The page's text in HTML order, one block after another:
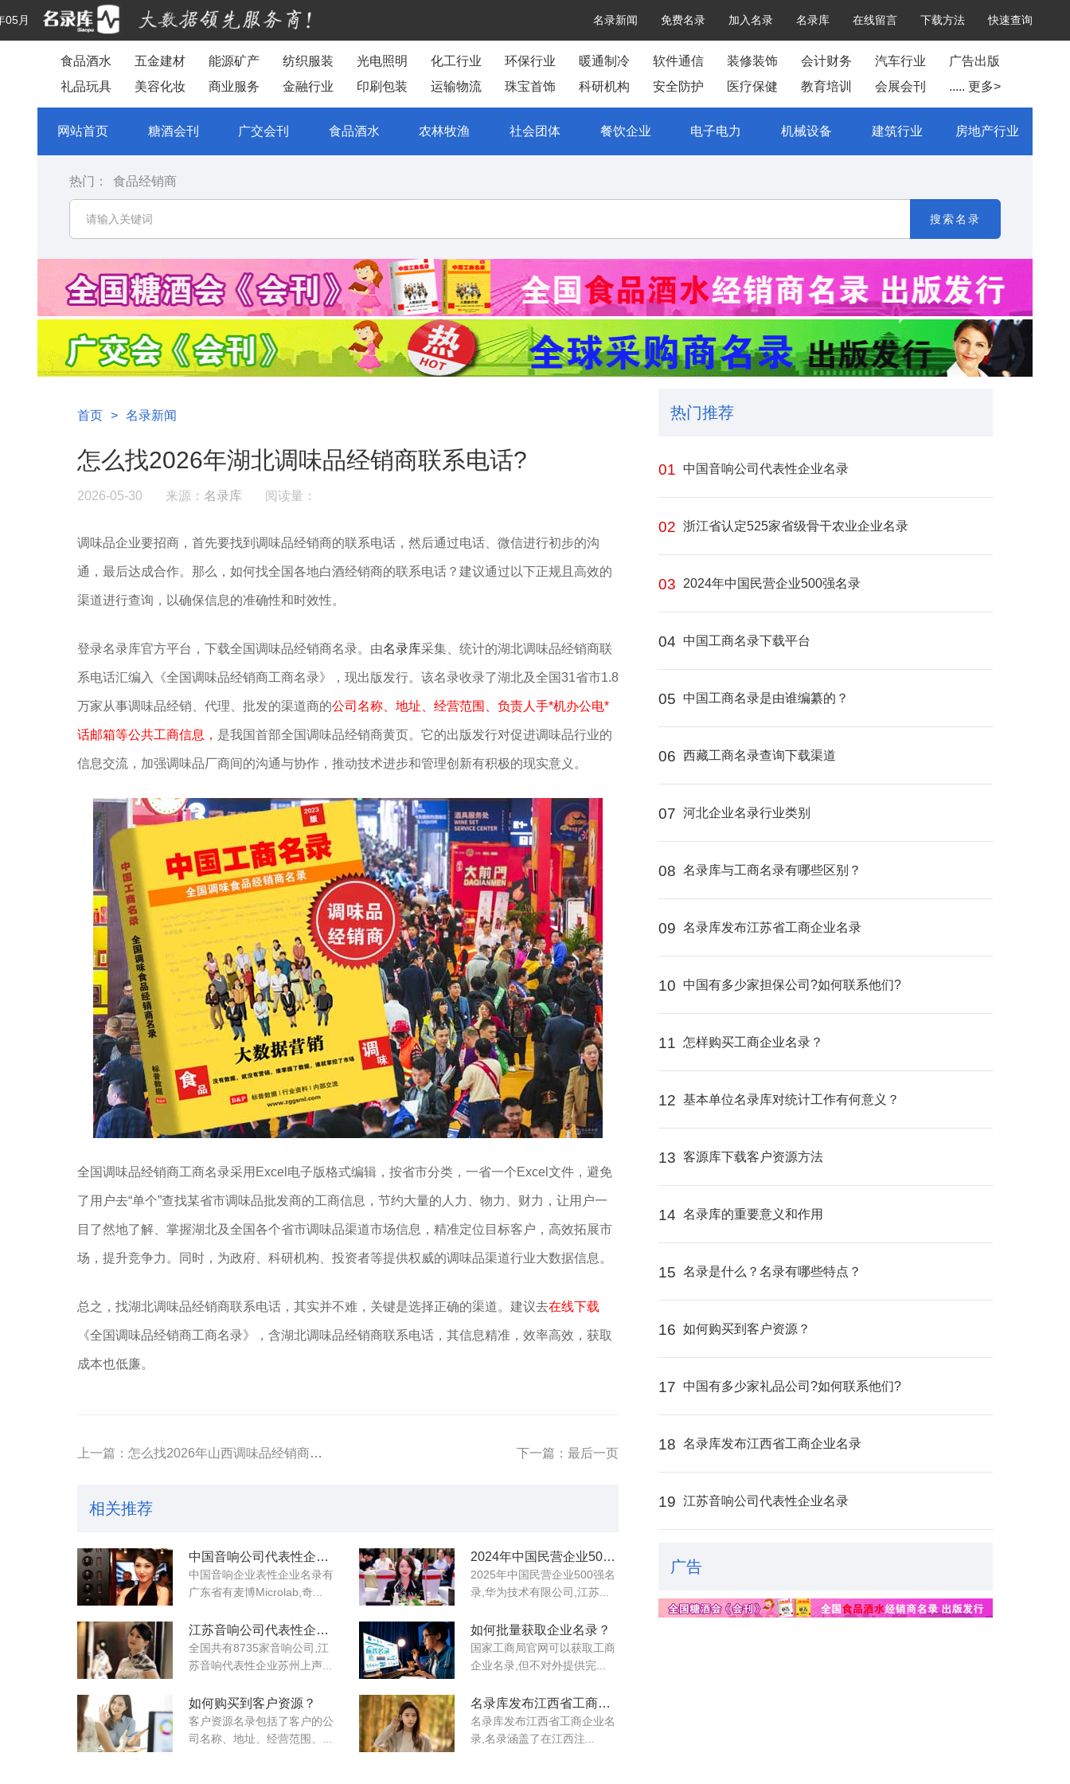
名录新闻 免费名录 加入名录 名录库 在线留言 下载方法 快速查询
05月
食品酒水 五金建材 能源矿产 纺织服装 光电照明 化工行业 环保行业 暖通制冷 软件通信 装修装饰 会计财务 汽车行业
广告出版
礼品玩具
美容化妆 商业服务 金融行业 印刷包装 运输物流 珠宝首饰 科研机构 安全防护 医疗保健 教育培训 会展会刊 ..... 更多>
网站首页 糖酒会刊 广交会刊 食品酒水 农林牧渔 社会团体 餐饮企业 电子电力 机械设备 建筑行业 房地产行业
热门： 食品经销商
搜索名录
首页 > 名录新闻
怎么找2026年湖北调味品经销商联系电话?
2026-05-30 来源： 名录库 阅读量：
调味品企业要招商，首先要找到调味品经销商的联系电话，然后通过电话、微信进行初步的沟
通，最后达成合作。那么，如何找全国各地白酒经销商的联系电话？建议通过以下‌正规且高效‌的
渠道进行查询，以确保信息的准确性和时效性。
登录名录库官方平台，下载全国调味品经销商名录。由名录库采集、统计的湖北调味品经销商联
系电话汇编入《全国调味品经销商工商名录》，现出版发行。该名录收录了湖北及全国31省市1.8
万家从事调味品经销、代理、批发的渠道商的公司名称、地址、经营范围、负责人手*机办公电*
话邮箱等公共工商信息， 是我国首部全国调味品经销商黄页。它的出版发行对促进调味品行业的
信息交流，加强调味品厂商间的沟通与协作，推动技术进步和管理创新有积极的现实意义。
全国调味品经销商工商名录采用Excel电子版格式编辑，按省市分类，一省一个Excel文件，避免
了用户去“单个”查找某省市调味品批发商的工商信息，节约大量的人力、物力、财力，让用户一
目了然地了解、掌握湖北及全国各个省市调味品渠道市场信息，精准定位目标客户，高效拓展市
场，提升竞争力。同时，为政府、科研机构、投资者等提供权威的调味品渠道行业大数据信息。
总之，找湖北调味品经销商联系电话，其实并不难，关键是选择正确的渠道。建议去在线下载
《全国调味品经销商工商名录》，含湖北调味品经销商联系电话，其信息精准，效率高效，获取
成本也低廉。
上一篇：怎么找2026年山西调味品经销商联系电话? 下一篇：最后一页
相关推荐
中国音响公司代表性企业名录
中国音响企业表性企业名录有
广东省有麦博Microlab,奇...
2024年中国民营企业500强名录
2025年中国民营企业500强名
录,华为技术有限公司,江苏...
江苏音响公司代表性企业名录
全国共有8735家音响公司,江
苏音响代表性企业苏州上声...
如何批量获取企业名录？
国家工商局官网可以获取工商
企业名录,但不对外提供完...
如何购买到客户资源？
客户资源名录包括了客户的公
司名称、地址、经营范围、...
名录库发布江西省工商企业名录
名录库​发布江西省工商企业名
录,名录涵盖了在江西注...
热门推荐
01 中国音响公司代表性企业名录
02 浙江省认定525家省级骨干农业企业​名录
03 2024年中国民营企业500强名录
04 中国工商名录下载平台
05 中国工商名录是由谁编纂的？
06 西藏工商名录查询下载渠道‌
07 河北企业名录行业类别
08 名录库与工商名录有哪些区别？
09 名录库发布江苏省工商企业名录
10 中国有多少家担保公司?如何联系他们?
11 怎样购买工商企业名录？
12 基本单位名录库对统计工作有何意义？
13 客源库下载客户资源方法
14 名录库的重要意义和作用
15 名录是什么？名录有哪些特点？
16 如何购买到客户资源？
17 中国有多少家礼品公司?如何联系他们?
18 名录库发布江西省工商企业名录
19 江苏音响公司代表性企业名录
广告